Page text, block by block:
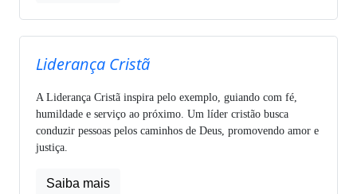
Liderança Cristã
A Liderança Cristã inspira pelo exemplo, guiando com fé,
humildade e serviço ao próximo. Um líder cristão busca
conduzir pessoas pelos caminhos de Deus, promovendo amor e
justiça.
Saiba mais